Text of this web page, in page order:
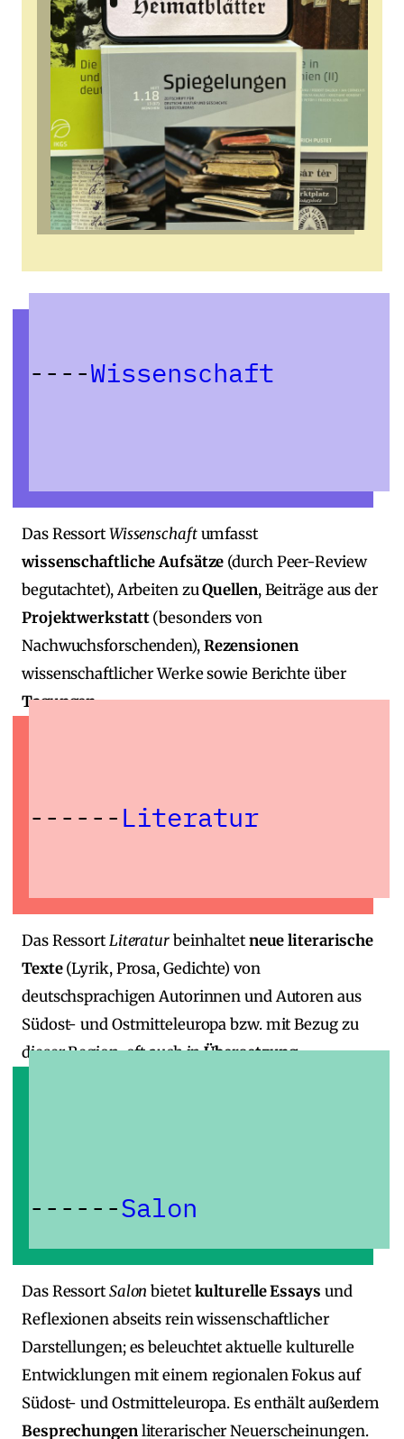
Wissenschaft
Das RessortWissenschaftumfasst
wissenschaftliche Aufsätze (durch Peer‑Review
begutachtet), Arbeiten zuQuellen, Beiträge aus der
Projektwerkstatt(besonders von
Nachwuchsforschenden),Rezensionen
wissenschaftlicher Werke sowie Berichte über
Tagungen.
Literatur
Das RessortLiteraturbeinhaltetneue literarische
Texte(Lyrik, Prosa, Gedichte) von
deutschsprachigen Autorinnen und Autoren aus
Südost‑ und Ostmitteleuropa bzw. mit Bezug zu
dieser Region, oft auch inÜbersetzung.
Salon
Das RessortSalon bietetkulturelle Essays und
Reflexionen abseits rein wissenschaftlicher
Darstellungen; es beleuchtet aktuelle kulturelle
Entwicklungen mit einem regionalen Fokus auf
Südost‑ und Ostmitteleuropa. Es enthält außerdem
Besprechungenliterarischer Neuerscheinungen.